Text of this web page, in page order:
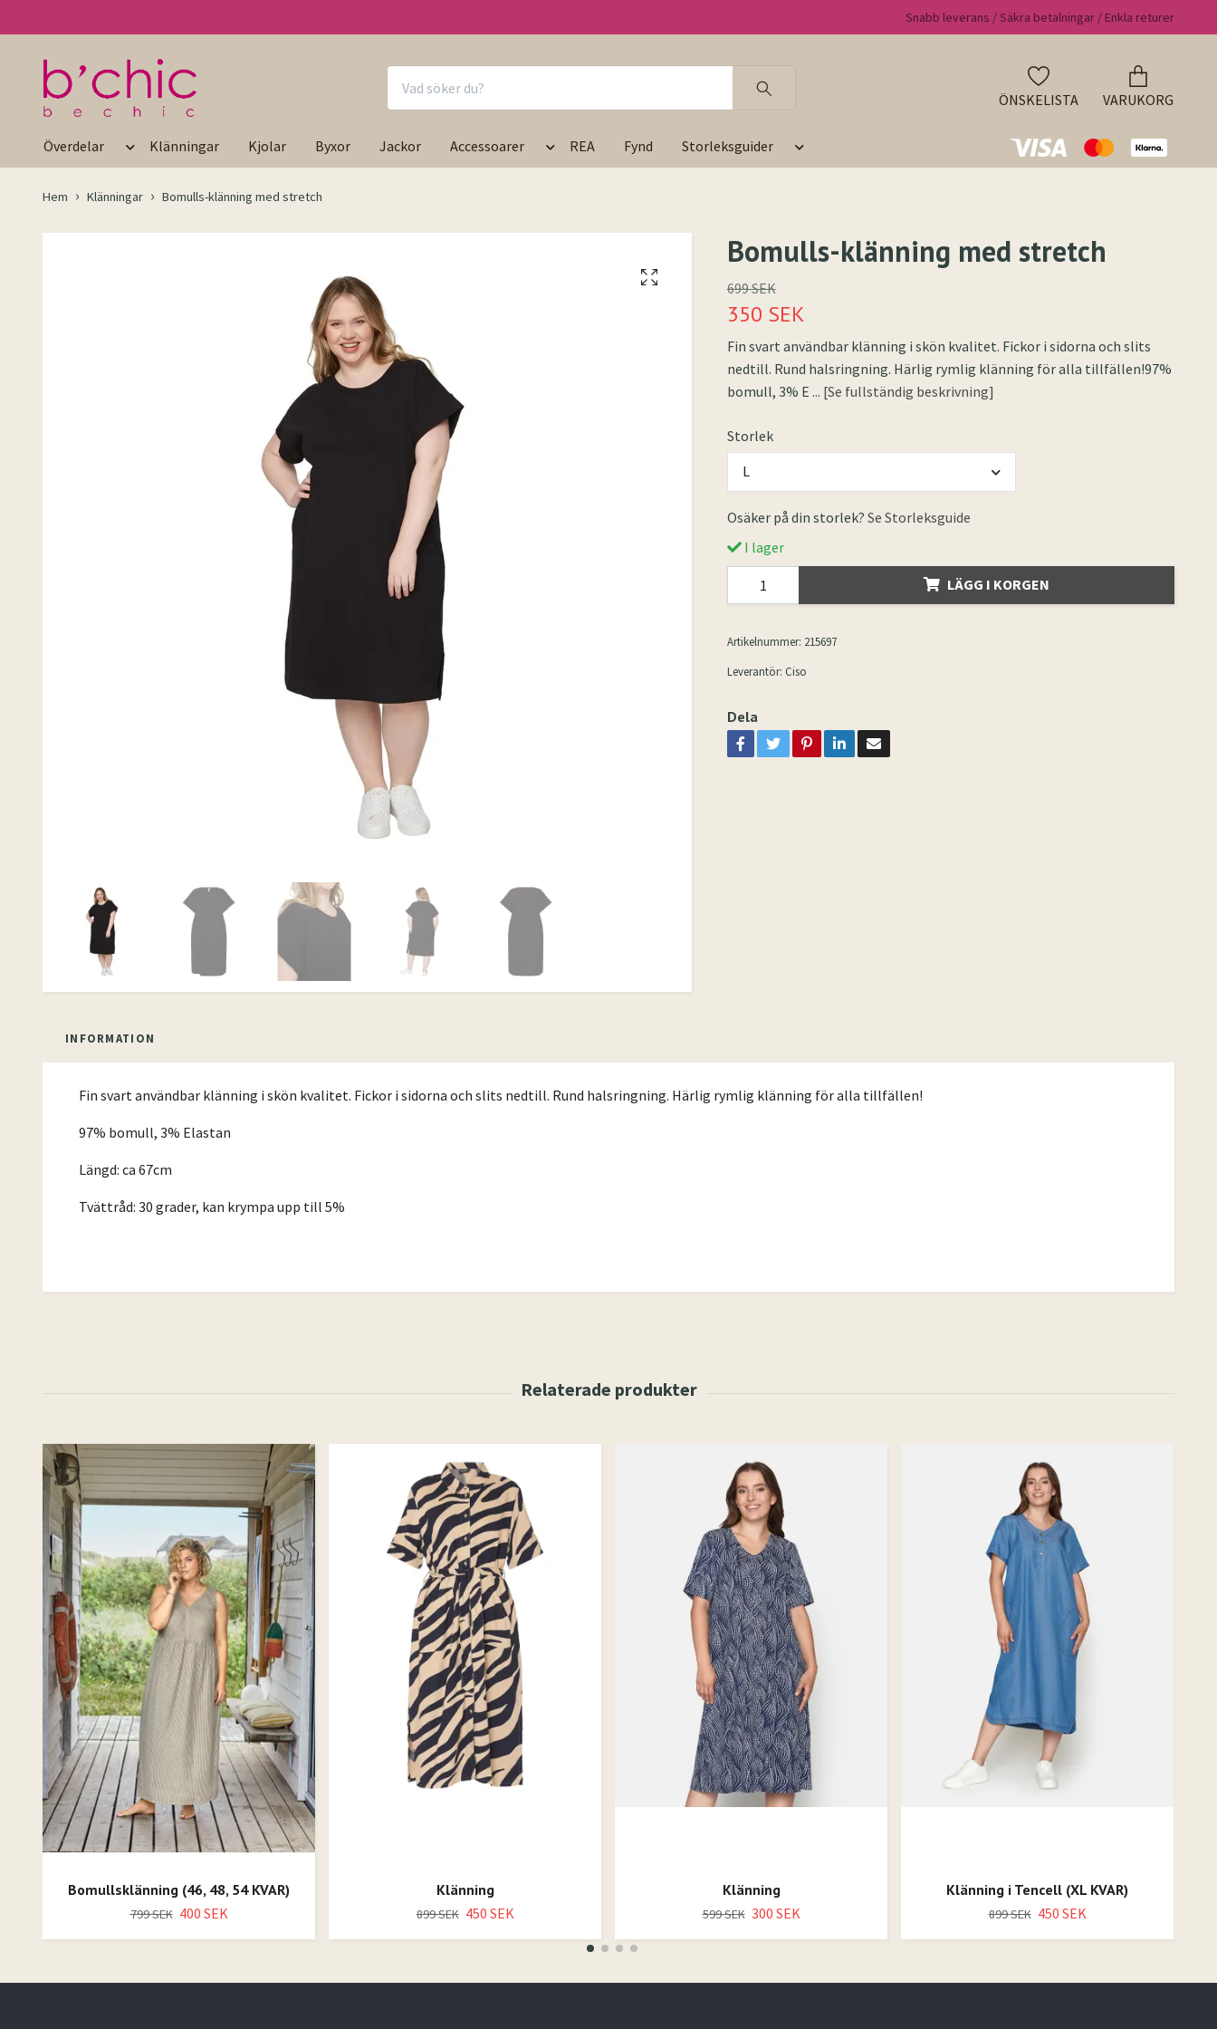
Snabb leverans / Säkra betalningar / Enkla returer
ÖNSKELISTA VARUKORG
Överdelar Klänningar Kjolar Byxor Jackor Accessoarer REA Fynd Storleksguider
Hem Klänningar Bomulls-klänning med stretch
Bomulls-klänning med stretch
699 SEK
350 SEK
Fin svart användbar klänning i skön kvalitet. Fickor i sidorna och slits
nedtill. Rund halsringning. Härlig rymlig klänning för alla tillfällen!97%
bomull, 3% E ... [Se fullständig beskrivning]
Storlek
L
Osäker på din storlek? Se Storleksguide
I lager
LÄGG I KORGEN
Artikelnummer: 215697
Leverantör: Ciso
Dela
INFORMATION
Fin svart användbar klänning i skön kvalitet. Fickor i sidorna och slits nedtill. Rund halsringning. Härlig rymlig klänning för alla tillfällen!
97% bomull, 3% Elastan
Längd: ca 67cm
Tvättråd: 30 grader, kan krympa upp till 5%
Bomullsklänning (46, 48, 54 KVAR)
799 SEK 400 SEK
Klänning
899 SEK 450 SEK
Klänning
599 SEK 300 SEK
Klänning i Tencell (XL KVAR)
899 SEK 450 SEK